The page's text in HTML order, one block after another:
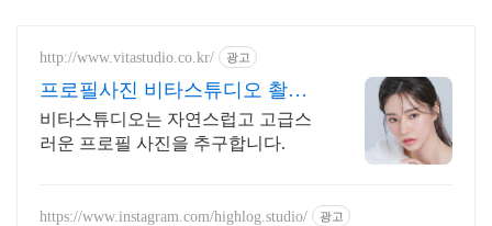
http://www.vitastudio.co.kr/ 광고
프로필사진 비타스튜디오 촬영
당일 1:1 사진수정
비타스튜디오는 자연스럽고 고급스
러운 프로필 사진을 추구합니다.
https://www.instagram.com/highlog.studio/ 광고